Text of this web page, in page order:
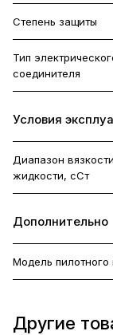
Степень защиты
Тип
соединителя
Условия
Диапазон
жидкости, сСт
Дополнительно
Модель пилотного
Другие